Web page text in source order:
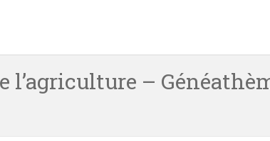
l’agriculture –